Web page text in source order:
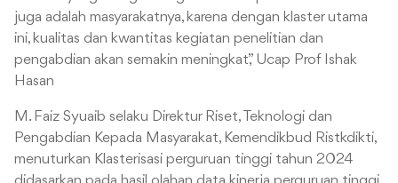
juga adalah masyarakatnya, karena dengan klaster utama
ini, kualitas dan kwantitas kegiatan penelitian dan
pengabdian akan semakin meningkat,” Ucap Prof Ishak
Hasan
M. Faiz Syuaib selaku Direktur Riset, Teknologi dan
Pengabdian Kepada Masyarakat, Kemendikbud Ristkdikti,
menuturkan Klasterisasi perguruan tinggi tahun 2024